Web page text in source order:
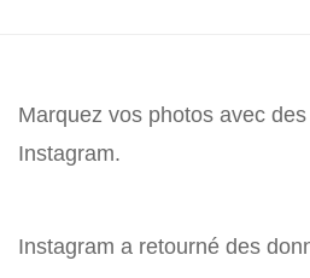
Marquez vos photos avec des
Instagram.
Instagram a retourné des